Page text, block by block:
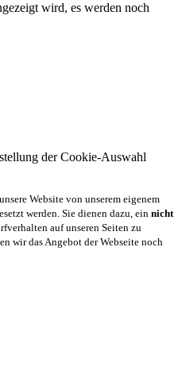
wird, es werden noch
der Cookie-Auswahl
Website von unserem eigenem
werden. Sie dienen dazu, ein nicht
auf unseren Seiten zu
wir das Angebot der Webseite noch